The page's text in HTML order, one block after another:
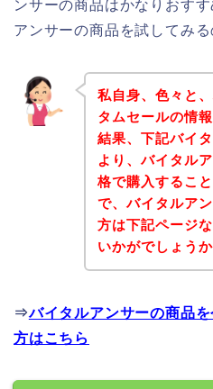
ンサーの商品はかなりおす
アンサーの商品を試してみ
私自身、色々と
タムセールの情
結果、下記バイ
より、バイタル
格で購入するこ
で、バイタルア
方は下記ページ
いかがでしょうか
⇒バイタルアンサーの商品
方はこちら